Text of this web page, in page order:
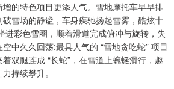
的特色项目更添人气。雪地摩托车早早排
雪场的静谧，车身疾驰扬起雪雾，酷炫十
进彩色雪圈，顺着滑道完成俯冲与旋转，失
中久久回荡;最具人气的 “雪地贪吃蛇” 项目
双腿连成 “长蛇”，在雪道上蜿蜒滑行，趣
持续攀升。